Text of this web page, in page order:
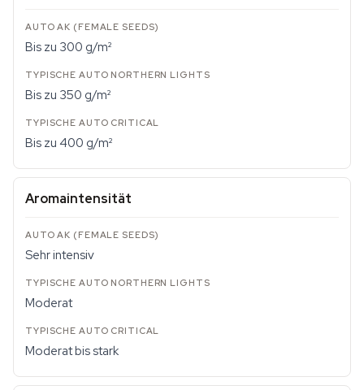
Bis zu 300 g/m²
Bis zu 350 g/m²
Bis zu 400 g/m²
Aromaintensität
Sehr intensiv
Moderat
Moderat bis stark